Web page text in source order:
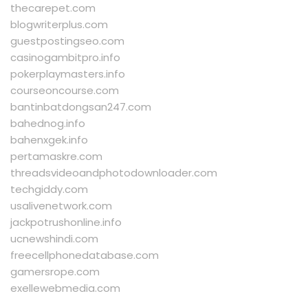
thecarepet.com
blogwriterplus.com
guestpostingseo.com
casinogambitpro.info
pokerplaymasters.info
courseoncourse.com
bantinbatdongsan247.com
bahednog.info
bahenxgek.info
pertamaskre.com
threadsvideoandphotodownloader.com
techgiddy.com
usalivenetwork.com
jackpotrushonline.info
ucnewshindi.com
freecellphonedatabase.com
gamersrope.com
exellewebmedia.com